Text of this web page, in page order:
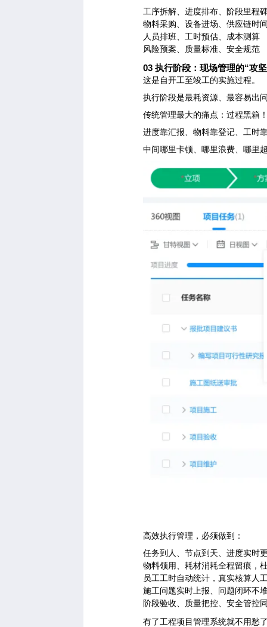
工序拆解、进度排布、阶段里程
物料采购、设备进场、供应链时
人员排班、工时预估、成本测算
风险预案、质量标准、安全规范
03 执行阶段：现场管理的“攻
这是自开工至竣工的实施过程。
执行阶段是最耗资源、最容易出
传统管理最大的痛点：过程黑箱
进度靠汇报、物料靠登记、工时
中间哪里卡顿、哪里浪费、哪里
高效执行管理，必须做到：
任务到人、节点到天、进度实时
物料领用、耗材消耗全程留痕，
员工工时自动统计，真实核算人
施工问题实时上报、问题闭环不
阶段验收、质量把控、安全管控
有了工程项目管理系统就不用愁